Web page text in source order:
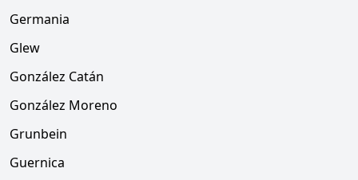
Germania
Glew
González Catán
González Moreno
Grunbein
Guernica